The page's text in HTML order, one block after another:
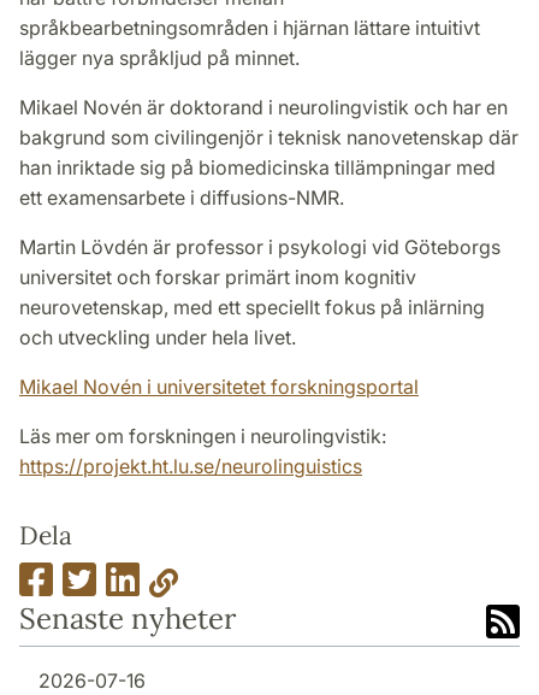
språkbearbetningsområden i hjärnan lättare intuitivt
lägger nya språkljud på minnet.
Mikael Novén är doktorand i neurolingvistik och har en
bakgrund som civilingenjör i teknisk nanovetenskap där
han inriktade sig på biomedicinska tillämpningar med
ett examensarbete i diffusions-NMR.
Martin Lövdén är professor i psykologi vid Göteborgs
universitet och forskar primärt inom kognitiv
neurovetenskap, med ett speciellt fokus på inlärning
och utveckling under hela livet.
Mikael Novén i universitetet forskningsportal
Läs mer om forskningen i neurolingvistik:
https://projekt.ht.lu.se/neurolinguistics
Dela
Senaste nyheter
2026-07-16